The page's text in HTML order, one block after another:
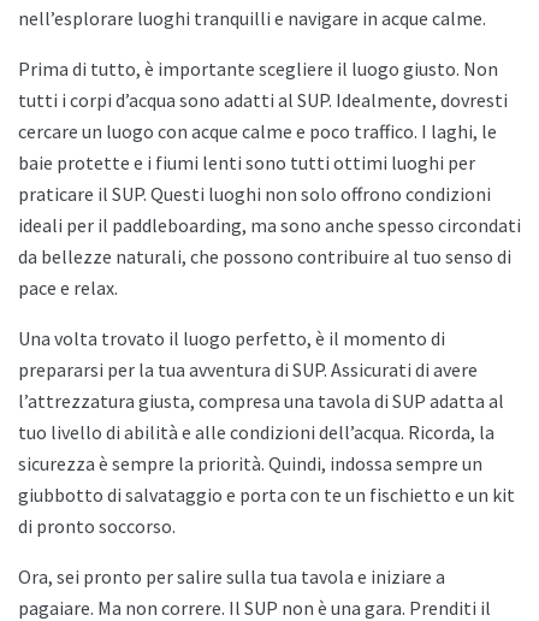
nell’esplorare luoghi tranquilli e navigare in acque calme.
Prima di tutto, è importante scegliere il luogo giusto. Non
tutti i corpi d’acqua sono adatti al SUP. Idealmente, dovresti
cercare un luogo con acque calme e poco traffico. I laghi, le
baie protette e i fiumi lenti sono tutti ottimi luoghi per
praticare il SUP. Questi luoghi non solo offrono condizioni
ideali per il paddleboarding, ma sono anche spesso circondati
da bellezze naturali, che possono contribuire al tuo senso di
pace e relax.
Una volta trovato il luogo perfetto, è il momento di
prepararsi per la tua avventura di SUP. Assicurati di avere
l’attrezzatura giusta, compresa una tavola di SUP adatta al
tuo livello di abilità e alle condizioni dell’acqua. Ricorda, la
sicurezza è sempre la priorità. Quindi, indossa sempre un
giubbotto di salvataggio e porta con te un fischietto e un kit
di pronto soccorso.
Ora, sei pronto per salire sulla tua tavola e iniziare a
pagaiare. Ma non correre. Il SUP non è una gara. Prenditi il